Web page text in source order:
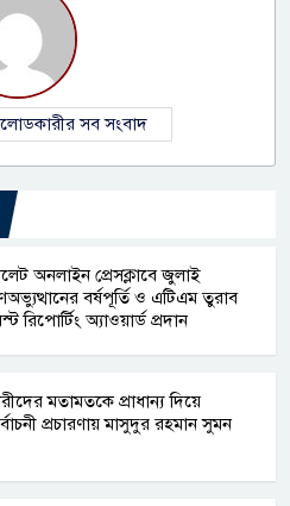
সব সংবাদ
অনলাইন প্রেসক্লাবে জুলাই
বর্ষপূর্তি ও এটিএম তুরাব
রিপোর্টিং অ্যাওয়ার্ড প্রদান
মতামতকে প্রাধান্য দিয়ে
প্রচারণায় মাসুদুর রহমান সুমন